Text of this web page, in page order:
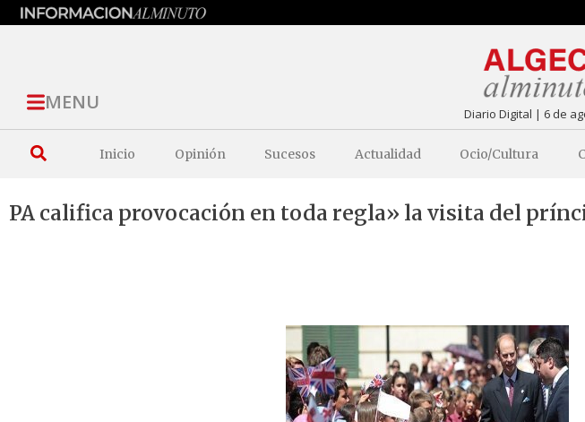
MENU Diario Digital | 6 de
Inicio Opinión Sucesos Actualidad Ocio/Cultura
PA califica provocación en toda regla» la visita del